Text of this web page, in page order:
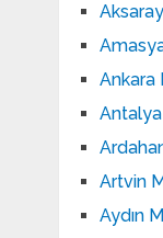
Ankara
Artvin
Aydın